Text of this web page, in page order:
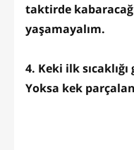
taktirde
yaşamayalım.
4. Keki ilk
Yoksa kek